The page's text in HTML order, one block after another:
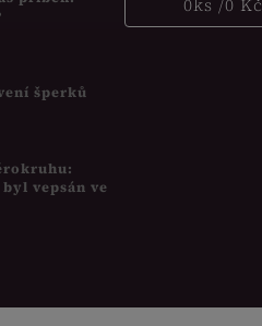
šperků
vepsán ve
0ks /0 Kč